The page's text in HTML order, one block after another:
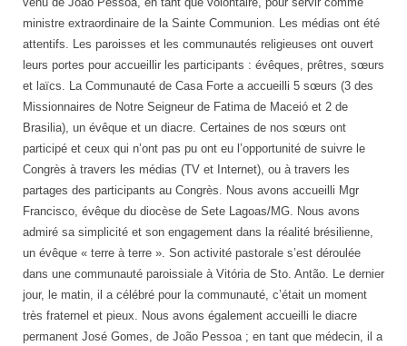
ministre extraordinaire de la Sainte Communion. Les médias ont été
attentifs. Les paroisses et les communautés religieuses ont ouvert
leurs portes pour accueillir les participants : évêques, prêtres, sœurs
et laïcs. La Communauté de Casa Forte a accueilli 5 sœurs (3 des
Missionnaires de Notre Seigneur de Fatima de Maceió et 2 de
Brasilia), un évêque et un diacre. Certaines de nos sœurs ont
participé et ceux qui n’ont pas pu ont eu l’opportunité de suivre le
Congrès à travers les médias (TV et Internet), ou à travers les
partages des participants au Congrès. Nous avons accueilli Mgr
Francisco, évêque du diocèse de Sete Lagoas/MG. Nous avons
admiré sa simplicité et son engagement dans la réalité brésilienne,
un évêque « terre à terre ». Son activité pastorale s’est déroulée
dans une communauté paroissiale à Vitória de Sto. Antão. Le dernier
jour, le matin, il a célébré pour la communauté, c’était un moment
très fraternel et pieux. Nous avons également accueilli le diacre
permanent José Gomes, de João Pessoa ; en tant que médecin, il a